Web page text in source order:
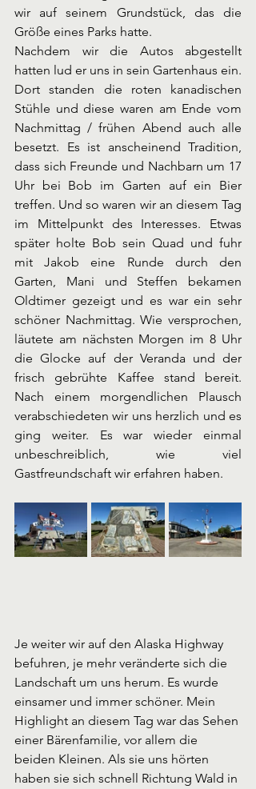
wir auf seinem Grundstück, das die
Größe eines Parks hatte.
Nachdem wir die Autos abgestellt
hatten lud er uns in sein Gartenhaus ein.
Dort standen die roten kanadischen
Stühle und diese waren am Ende vom
Nachmittag / frühen Abend auch alle
besetzt. Es ist anscheinend Tradition,
dass sich Freunde und Nachbarn um 17
Uhr bei Bob im Garten auf ein Bier
treffen. Und so waren wir an diesem Tag
im Mittelpunkt des Interesses. Etwas
später holte Bob sein Quad und fuhr
mit Jakob eine Runde durch den
Garten, Mani und Steffen bekamen
Oldtimer gezeigt und es war ein sehr
schöner Nachmittag. Wie versprochen,
läutete am nächsten Morgen im 8 Uhr
die Glocke auf der Veranda und der
frisch gebrühte Kaffee stand bereit.
Nach einem morgendlichen Plausch
verabschiedeten wir uns herzlich und es
ging weiter. Es war wieder einmal
unbeschreiblich, wie viel
Gastfreundschaft wir erfahren haben.
Je weiter wir auf den Alaska Highway
befuhren, je mehr veränderte sich die
Landschaft um uns herum. Es wurde
einsamer und immer schöner. Mein
Highlight an diesem Tag war das Sehen
einer Bärenfamilie, vor allem die
beiden Kleinen. Als sie uns hörten
haben sie sich schnell Richtung Wald in